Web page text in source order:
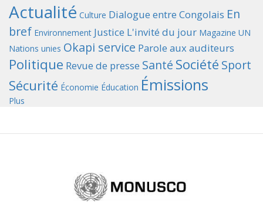
Actualité Culture Dialogue entre Congolais En
bref Environnement Justice L'invité du jour Magazine UN
Nations unies Okapi service Parole aux auditeurs
Politique Revue de presse Santé Société Sport
Sécurité Économie Éducation Émissions
Plus